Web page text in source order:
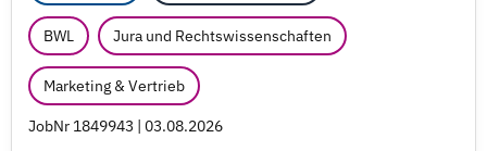
BWL Jura und Rechtswissenschaften
Marketing & Vertrieb
JobNr 1849943 | 03.08.2026